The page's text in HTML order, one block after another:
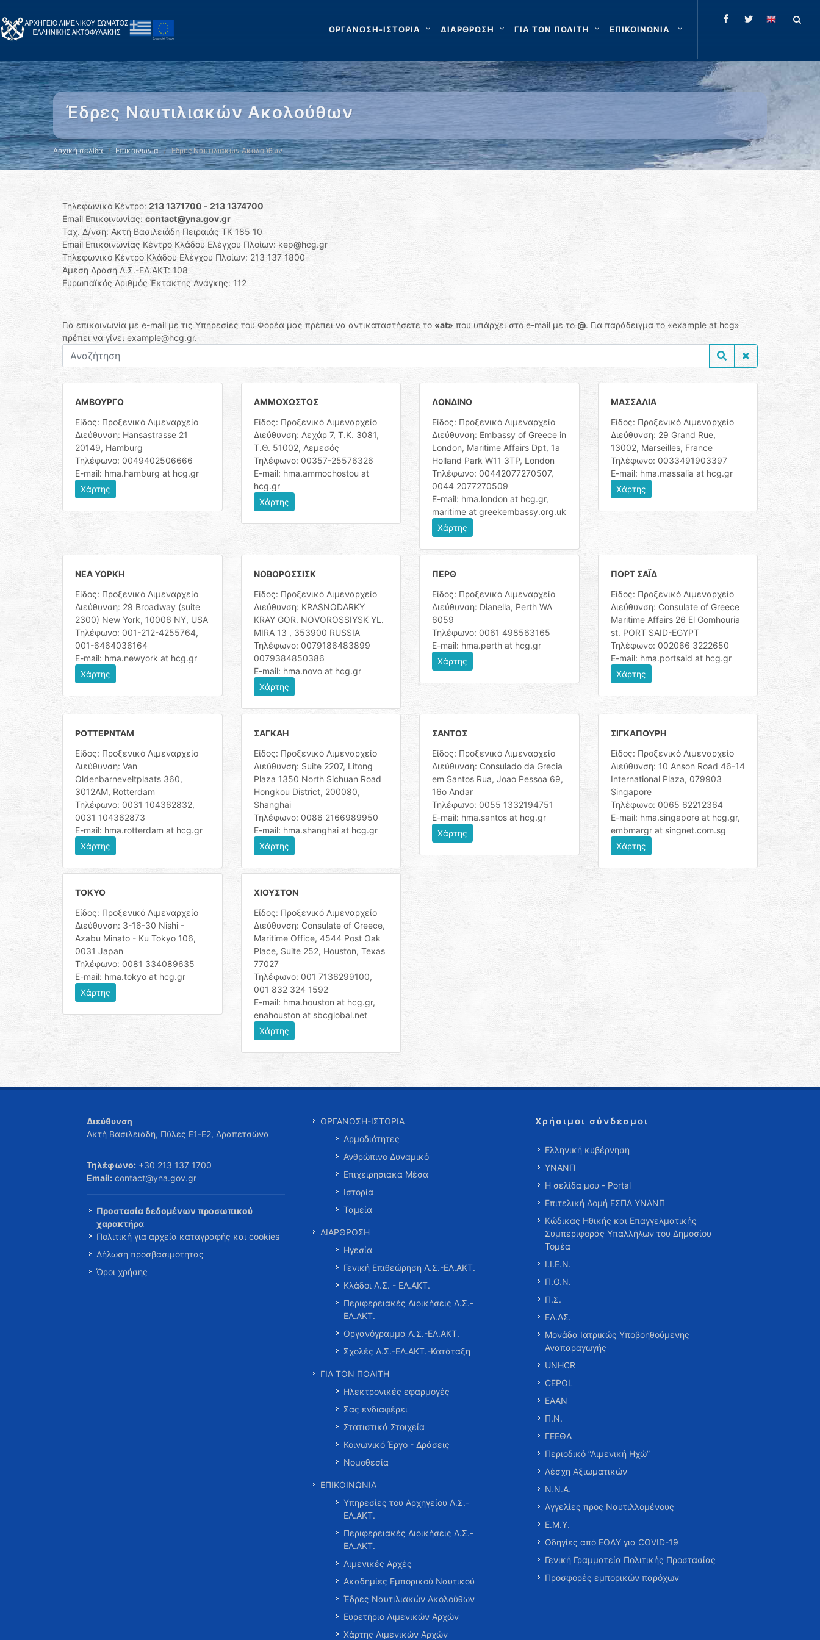
ΟΡΓΑΝΩΣΗ-ΙΣΤΟΡΙΑ ΔΙΑΡΘΡΩΣΗ ΓΙΑ ΤΟΝ ΠΟΛΙΤΗ ΕΠΙΚΟΙΝΩΝΙΑ
Έδρες Ναυτιλιακών Ακολούθων
Αρχική σελίδα Επικοινωνία Έδρες Ναυτιλιακών Ακολούθων
Τηλεφωνικό Κέντρο: 213 1371700 - 213 1374700
Email Επικοινωνίας: contact@yna.gov.gr
Ταχ. Δ/νση: Ακτή Βασιλειάδη Πειραιάς ΤΚ 185 10
Email Επικοινωνίας Κέντρο Κλάδου Ελέγχου Πλοίων: kep@hcg.gr
Τηλεφωνικό Κέντρο Κλάδου Ελέγχου Πλοίων: 213 137 1800
Άμεση Δράση Λ.Σ.-ΕΛ.ΑΚΤ: 108
Ευρωπαϊκός Αριθμός Έκτακτης Ανάγκης: 112
Για επικοινωνία με e-mail με τις Υπηρεσίες του Φορέα μας πρέπει να αντικαταστήσετε το «at» που υπάρχει στο e-mail με το @. Για παράδειγμα το «example at hcg»
πρέπει να γίνει example@hcg.gr.
ΑΜΒΟΥΡΓΟ
Είδος: Προξενικό Λιμεναρχείο
Διεύθυνση: Hansastrasse 21
20149, Hamburg
Τηλέφωνο: 0049402506666
E-mail: hma.hamburg at hcg.gr
Χάρτης
ΑΜΜΟΧΩΣΤΟΣ
Είδος: Προξενικό Λιμεναρχείο
Διεύθυνση: Λεχάρ 7, Τ.Κ. 3081,
T.Θ. 51002, Λεμεσός
Τηλέφωνο: 00357-25576326
E-mail: hma.ammochostou at
hcg.gr
Χάρτης
ΛΟΝΔΙΝΟ
Είδος: Προξενικό Λιμεναρχείο
Διεύθυνση: Embassy of Greece in
London, Maritime Affairs Dpt, 1a
Holland Park W11 3TP, London
Τηλέφωνο: 00442077270507,
0044 2077270509
E-mail: hma.london at hcg.gr,
maritime at greekembassy.org.uk
Χάρτης
ΜΑΣΣΑΛΙΑ
Είδος: Προξενικό Λιμεναρχείο
Διεύθυνση: 29 Grand Rue,
13002, Marseilles, France
Τηλέφωνο: 0033491903397
E-mail: hma.massalia at hcg.gr
Χάρτης
ΝΕΑ ΥΟΡΚΗ
Είδος: Προξενικό Λιμεναρχείο
Διεύθυνση: 29 Broadway (suite
2300) New York, 10006 NY, USA
Τηλέφωνο: 001-212-4255764,
001-6464036164
E-mail: hma.newyork at hcg.gr
Χάρτης
ΝΟΒΟΡΟΣΣΙΣΚ
Είδος: Προξενικό Λιμεναρχείο
Διεύθυνση: KRASNODARKY
KRAY GOR. NOVOROSSIYSK YL.
MIRA 13 , 353900 RUSSIA
Τηλέφωνο: 0079186483899
0079384850386
E-mail: hma.novo at hcg.gr
Χάρτης
ΠΕΡΘ
Είδος: Προξενικό Λιμεναρχείο
Διεύθυνση: Dianella, Perth WA
6059
Τηλέφωνο: 0061 498563165
E-mail: hma.perth at hcg.gr
Χάρτης
ΠΟΡΤ ΣΑΪΔ
Είδος: Προξενικό Λιμεναρχείο
Διεύθυνση: Consulate of Greece
Maritime Affairs 26 El Gomhouria
st. PORT SAID-EGYPT
Τηλέφωνο: 002066 3222650
E-mail: hma.portsaid at hcg.gr
Χάρτης
ΡΟΤΤΕΡΝΤΑΜ
Είδος: Προξενικό Λιμεναρχείο
Διεύθυνση: Van
Oldenbarneveltplaats 360,
3012AM, Rotterdam
Τηλέφωνο: 0031 104362832,
0031 104362873
E-mail: hma.rotterdam at hcg.gr
Χάρτης
ΣΑΓΚΑΗ
Είδος: Προξενικό Λιμεναρχείο
Διεύθυνση: Suite 2207, Litong
Plaza 1350 North Sichuan Road
Hongkou District, 200080,
Shanghai
Τηλέφωνο: 0086 2166989950
E-mail: hma.shanghai at hcg.gr
Χάρτης
ΣΑΝΤΟΣ
Είδος: Προξενικό Λιμεναρχείο
Διεύθυνση: Consulado da Grecia
em Santos Rua, Joao Pessoa 69,
16ο Andar
Τηλέφωνο: 0055 1332194751
E-mail: hma.santos at hcg.gr
Χάρτης
ΣΙΓΚΑΠΟΥΡΗ
Είδος: Προξενικό Λιμεναρχείο
Διεύθυνση: 10 Anson Road 46-14
International Plaza, 079903
Singapore
Τηλέφωνο: 0065 62212364
E-mail: hma.singapore at hcg.gr,
embmargr at singnet.com.sg
Χάρτης
ΤΟΚΥΟ
Είδος: Προξενικό Λιμεναρχείο
Διεύθυνση: 3-16-30 Nishi -
Azabu Minato - Ku Tokyo 106,
0031 Japan
Τηλέφωνο: 0081 334089635
E-mail: hma.tokyo at hcg.gr
Χάρτης
ΧΙΟΥΣΤΟΝ
Είδος: Προξενικό Λιμεναρχείο
Διεύθυνση: Consulate of Greece,
Maritime Office, 4544 Post Oak
Place, Suite 252, Houston, Texas
77027
Τηλέφωνο: 001 7136299100,
001 832 324 1592
E-mail: hma.houston at hcg.gr,
enahouston at sbcglobal.net
Χάρτης
Διεύθυνση
Ακτή Βασιλειάδη, Πύλες Ε1-Ε2, Δραπετσώνα
Τηλέφωνο: +30 213 137 1700
Email: contact@yna.gov.gr
Προστασία δεδομένων προσωπικού
χαρακτήρα
Πολιτική για αρχεία καταγραφής και cookies
Δήλωση προσβασιμότητας
Όροι χρήσης
ΟΡΓΑΝΩΣΗ-ΙΣΤΟΡΙΑ
Αρμοδιότητες
Ανθρώπινο Δυναμικό
Επιχειρησιακά Μέσα
Ιστορία
Ταμεία
ΔΙΑΡΘΡΩΣΗ
Ηγεσία
Γενική Επιθεώρηση Λ.Σ.-ΕΛ.ΑΚΤ.
Κλάδοι Λ.Σ. - ΕΛ.ΑΚΤ.
Περιφερειακές Διοικήσεις Λ.Σ.-
ΕΛ.ΑΚΤ.
Οργανόγραμμα Λ.Σ.-ΕΛ.ΑΚΤ.
Σχολές Λ.Σ.-ΕΛ.ΑΚΤ.-Κατάταξη
ΓΙΑ ΤΟΝ ΠΟΛΙΤΗ
Ηλεκτρονικές εφαρμογές
Σας ενδιαφέρει
Στατιστικά Στοιχεία
Κοινωνικό Έργο - Δράσεις
Νομοθεσία
ΕΠΙΚΟΙΝΩΝΙΑ
Υπηρεσίες του Αρχηγείου Λ.Σ.-
ΕΛ.ΑΚΤ.
Περιφερειακές Διοικήσεις Λ.Σ.-
ΕΛ.ΑΚΤ.
Λιμενικές Αρχές
Ακαδημίες Εμπορικού Ναυτικού
Έδρες Ναυτιλιακών Ακολούθων
Ευρετήριο Λιμενικών Αρχών
Χάρτης Λιμενικών Αρχών
Χρήσιμοι σύνδεσμοι
Ελληνική κυβέρνηση
ΥΝΑΝΠ
Η σελίδα μου - Portal
Επιτελική Δομή ΕΣΠΑ ΥΝΑΝΠ
Κώδικας Ηθικής και Επαγγελματικής
Συμπεριφοράς Υπαλλήλων του Δημοσίου
Τομέα
Ι.Ι.Ε.Ν.
Π.Ο.Ν.
Π.Σ.
ΕΛ.ΑΣ.
Μονάδα Ιατρικώς Υποβοηθούμενης
Αναπαραγωγής
UNHCR
CEPOL
ΕΑΑΝ
Π.Ν.
ΓΕΕΘΑ
Περιοδικό “Λιμενική Ηχώ”
Λέσχη Αξιωματικών
Ν.Ν.Α.
Αγγελίες προς Ναυτιλλομένους
Ε.Μ.Υ.
Οδηγίες από ΕΟΔΥ για COVID-19
Γενική Γραμματεία Πολιτικής Προστασίας
Προσφορές εμπορικών παρόχων